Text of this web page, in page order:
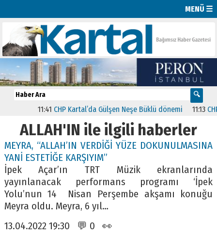
MENÜ ☰
11:41 CHP Kartal’da Gülşen Neşe Büklü dönemi 11:13
ALLAH'IN ile ilgili haberler
MEYRA, “ALLAH’IN VERDİĞİ YÜZE DOKUNULMASINA
YANİ ESTETİĞE KARŞIYIM”
İpek Açar’ın TRT Müzik ekranlarında
yayınlanacak performans programı ‘İpek
Yolu’nun 14 Nisan Perşembe akşamı konuğu
Meyra oldu. Meyra, 6 yıl…
13.04.2022 19:30 💬 0 👀